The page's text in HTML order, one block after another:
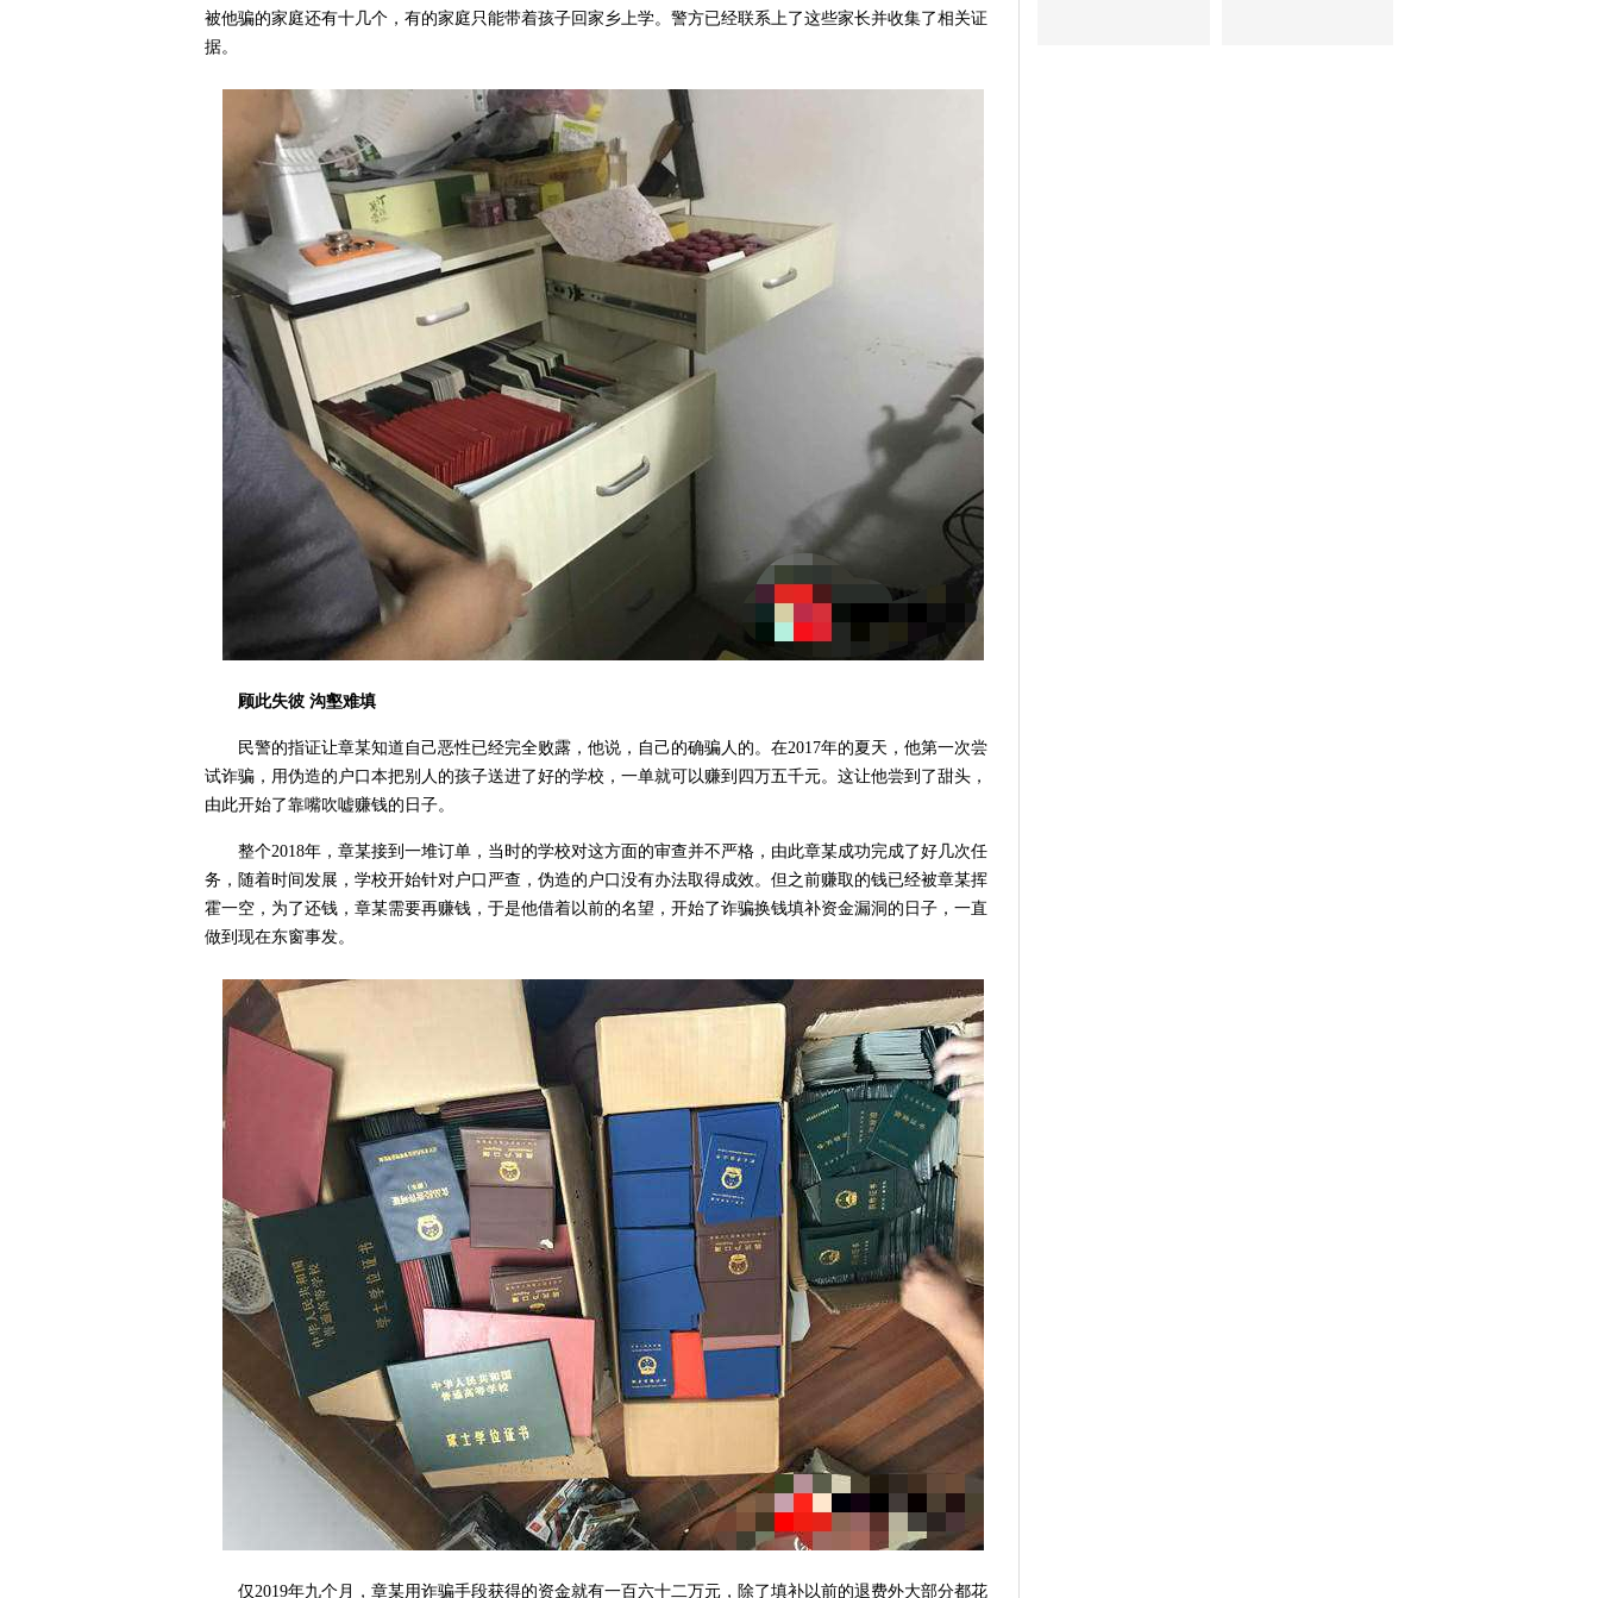
被他骗的家庭还有十几个，有的家庭只能带着孩子回家乡上学。警方已经联系上了这些家长并收集了相关证
据。
顾此失彼 沟壑难填
民警的指证让章某知道自己恶性已经完全败露，他说，自己的确骗人的。在2017年的夏天，他第一次尝
试诈骗，用伪造的户口本把别人的孩子送进了好的学校，一单就可以赚到四万五千元。这让他尝到了甜头，
由此开始了靠嘴吹嘘赚钱的日子。
整个2018年，章某接到一堆订单，当时的学校对这方面的审查并不严格，由此章某成功完成了好几次任
务，随着时间发展，学校开始针对户口严查，伪造的户口没有办法取得成效。但之前赚取的钱已经被章某挥
霍一空，为了还钱，章某需要再赚钱，于是他借着以前的名望，开始了诈骗换钱填补资金漏洞的日子，一直
做到现在东窗事发。
仅2019年九个月，章某用诈骗手段获得的资金就有一百六十二万元，除了填补以前的退费外大部分都花